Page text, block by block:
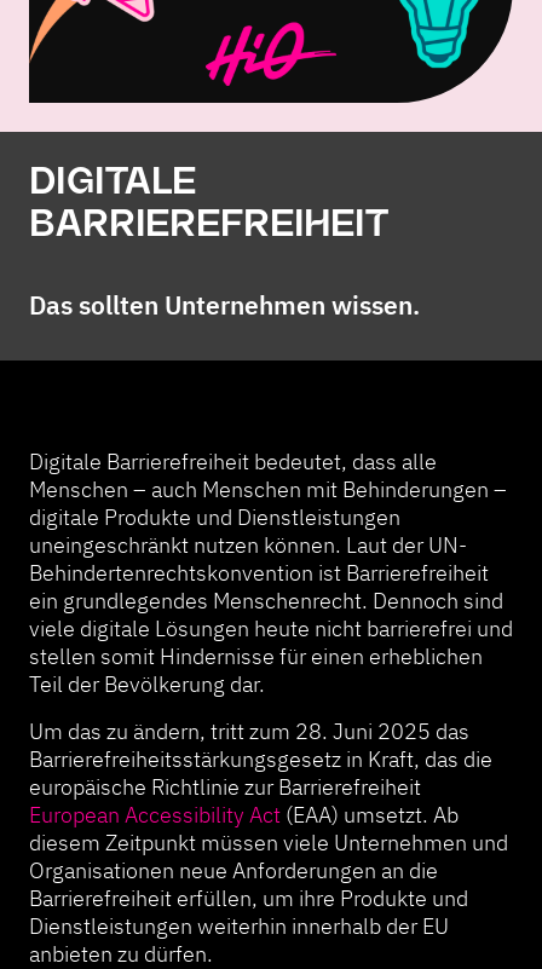
DIGITALE
BARRIEREFREIHEIT
Das sollten Unternehmen wissen.
Digitale Barrierefreiheit bedeutet, dass alle
Menschen – auch Menschen mit Behinderungen –
digitale Produkte und Dienstleistungen
uneingeschränkt nutzen können. Laut der UN-
Behindertenrechtskonvention ist Barrierefreiheit
ein grundlegendes Menschenrecht. Dennoch sind
viele digitale Lösungen heute nicht barrierefrei und
stellen somit Hindernisse für einen erheblichen
Teil der Bevölkerung dar.
Um das zu ändern, tritt zum 28. Juni 2025 das
Barrierefreiheitsstärkungsgesetz in Kraft, das die
europäische Richtlinie zur Barrierefreiheit
European Accessibility Act (EAA) umsetzt. Ab
diesem Zeitpunkt müssen viele Unternehmen und
Organisationen neue Anforderungen an die
Barrierefreiheit erfüllen, um ihre Produkte und
Dienstleistungen weiterhin innerhalb der EU
anbieten zu dürfen.